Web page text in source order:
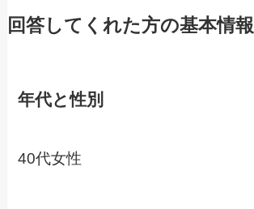
回答してくれた方の基本情報
年代と性別
40代女性